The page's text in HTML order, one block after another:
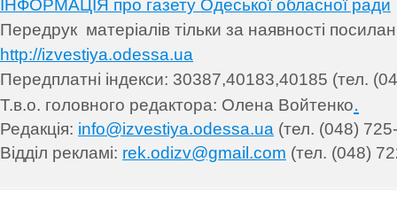
ІНФОРМАЦІЯ про газету Одеської обласної ради
Передрук матеріалів тільки за наявності
http://izvestiya.odessa.ua
Передплатні індекси: 30387,40183,40185 (тел.
Т.в.о. головного редактора: Олена Войтенко.
Редакція: info@izvestiya.odessa.ua (тел. (048)
Відділ рекламі: rek.odizv@gmail.com (тел. (048)